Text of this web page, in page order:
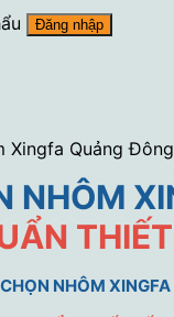
Đăng nhập
NHÔM
CHỌN NHÔM XINGFA